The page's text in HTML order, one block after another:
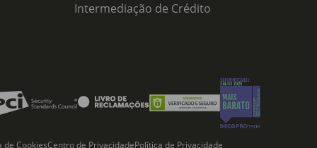
Intermediação de Crédito
de CookiesCentro de PrivacidadePolítica de Privacidade